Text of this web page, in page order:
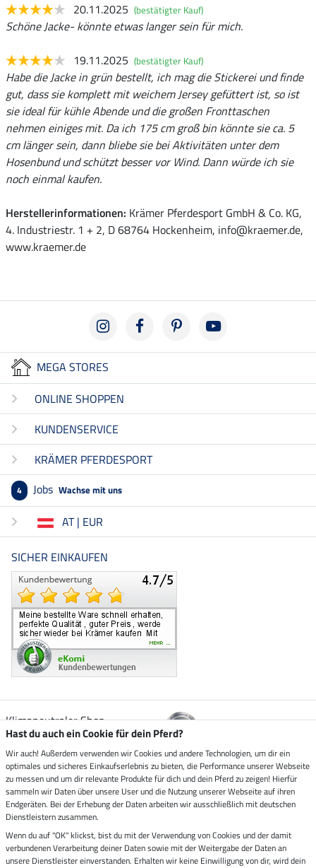
20.11.2025 (bestätigter Kauf)
Schöne Jacke- könnte etwas langer sein für mich.
19.11.2025 (bestätigter Kauf)
Habe die Jacke in grün bestellt, ich mag die Stickerei und finde
gut, dass sie komplett mit weichem Jersey gefüttert ist, so ist
sie ideal für kühle Abende und die großen Fronttaschen
nehmen einiges mit. Da ich 175 cm groß bin könnte sie ca. 5
cm länger sein, dann bliebe sie bei Aktivitäten unter dem
Hosenbund und schützt besser vor Wind. Dann würde ich sie
noch einmal kaufen.
Herstellerinformationen: Krämer Pferdesport GmbH & Co. KG,
4. Industriestr. 1 + 2, D 68764 Hockenheim, info@kraemer.de,
www.kraemer.de
MEGA STORES
ONLINE SHOPPEN
KUNDENSERVICE
KRÄMER PFERDESPORT
4 Jobs Wachse mit uns
AT | EUR
SICHER EINKAUFEN
Klimaneutraler Shop
Zustellung durch
Sicher bezahlen mit
Vorkasse
Hast du auch ein Cookie für dein Pferd?
Wir auch! Außerdem verwenden wir Cookies und andere Technologien, um dir ein
optimales und sicheres Einkaufserlebnis zu bieten, die Performance unserer Webseite
zu messen und um dir relevante Produkte für dich und dein Pferd zu zeigen! Hierfür
sammeln wir Daten über unsere User und die Nutzung unserer Webseite auf ihren
Endgeräten. Bei der Erhebung der Daten arbeiten wir ausschließlich mit deutschen
Dienstleistern zusammen.
Wenn du auf "OK" klickst, bist du mit der Verwendung von Cookies und der damit
verbundenen Verarbeitung deiner Daten sowie mit der Weitergabe der Daten an
unsere Dienstleister einverstanden. Erhalten wir keine Einwilligung von dir, wird dein